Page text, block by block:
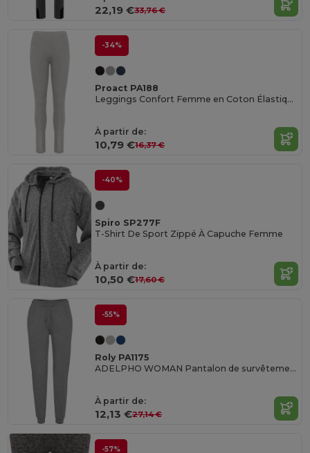
22,19 €33,76 €
-34%
Proact PA188
Leggings Confort Femme en Coton Élastique
À partir de:
10,79 €16,37 €
-40%
Spiro SP277F
T-Shirt De Sport Zippé À Capuche Femme
À partir de:
10,50 €17,60 €
-55%
Roly PA1175
ADELPHO WOMAN Pantalon de survêtement
À partir de:
12,13 €27,14 €
-57%